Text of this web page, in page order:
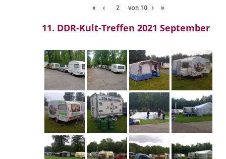
« ‹ von 10 › »
11. DDR-Kult-Treffen 2021 September